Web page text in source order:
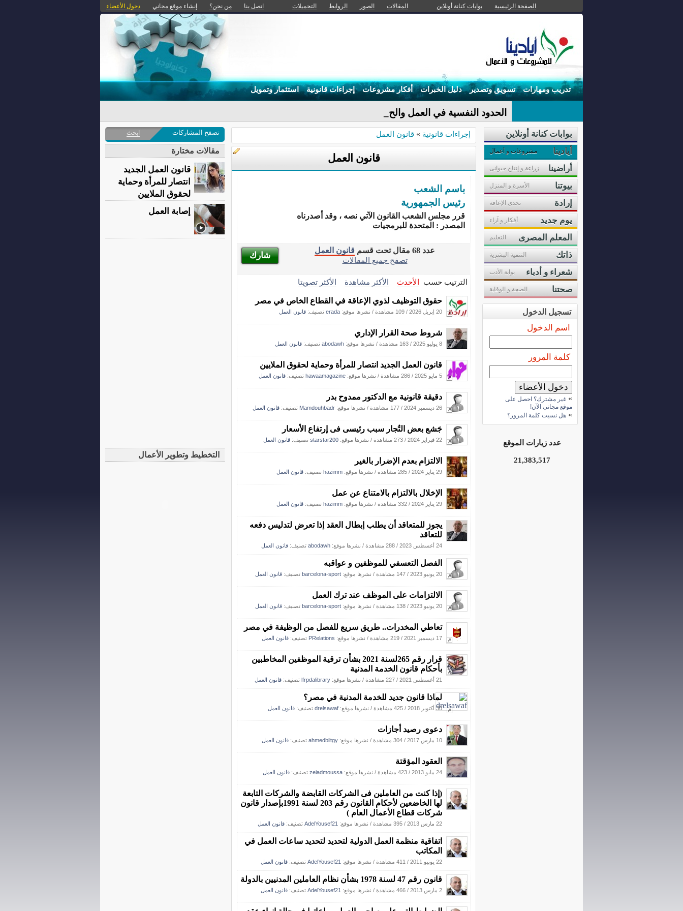
الصفحة الرئيسية بوابات كنانة أونلاين المقالات الصور الروابط التحميلات اتصل بنا من نحن؟ إنشاء موقع مجاني دخول الأعضاء
تدريب ومهارات تسويق وتصدير دليل الخبرات أفكار مشروعات إجراءات قانونية استثمار وتمويل
الحدود النفسية في العمل والحياة
إجراءات قانونية » قانون العمل
قانون العمل
باسم الشعب
رئيس الجمهورية
قرر مجلس الشعب القانون الآتي نصه ، وقد أصدرناه
المصدر : المتحدة للبرمجيات
شارك
عدد 68 مقال تحت قسم
قانون العمل
تصفح جميع المقالات
الترتيب حسب الأحدث الأكثر مشاهدة الأكثر تصويتا
حقوق التوظيف لذوي الإعاقة في القطاع الخاص في مصر
20 إبريل 2026 / 109 مشاهدة / نشرها موقع: erada تصنيف: قانون العمل
شروط صحة القرار الإداري
8 يوليو 2025 / 163 مشاهدة / نشرها موقع: abodawh تصنيف: قانون العمل
قانون العمل الجديد انتصار للمرأة وحماية لحقوق الملايين
5 مايو 2025 / 286 مشاهدة / نشرها موقع: hawaamagazine تصنيف: قانون العمل
دقيقة قانونية مع الدكتور ممدوح بدر
26 ديسمبر 2024 / 177 مشاهدة / نشرها موقع: Mamdouhbadr تصنيف: قانون العمل
جَشع بعض التُجار سبب رئيسى فى إرتفاع الأسعار
22 فبراير 2024 / 273 مشاهدة / نشرها موقع: starstar200 تصنيف: قانون العمل
الالتزام بعدم الإضرار بالغير
29 يناير 2024 / 285 مشاهدة / نشرها موقع: hazimm تصنيف: قانون العمل
الإخلال بالالتزام بالامتناع عن عمل
29 يناير 2024 / 332 مشاهدة / نشرها موقع: hazimm تصنيف: قانون العمل
يجوز للمتعاقد أن يطلب إبطال العقد إذا تعرض لتدليس دفعه
للتعاقد
24 أغسطس 2023 / 288 مشاهدة / نشرها موقع: abodawh تصنيف: قانون العمل
الفصل التعسفي للموظفين و عواقبه
20 يونيو 2023 / 147 مشاهدة / نشرها موقع: barcelona-sport تصنيف: قانون العمل
الالتزامات على الموظف عند ترك العمل
20 يونيو 2023 / 138 مشاهدة / نشرها موقع: barcelona-sport تصنيف: قانون العمل
تعاطي المخدرات.. طريق سريع للفصل من الوظيفة في مصر
17 ديسمبر 2021 / 219 مشاهدة / نشرها موقع: PRelations تصنيف: قانون العمل
قرار رقم 265لسنة 2021 بشأن ترقية الموظفين المخاطبين
بأحكام قانون الخدمة المدنية
21 أغسطس 2021 / 227 مشاهدة / نشرها موقع: lfrpdalibrary تصنيف: قانون العمل
لماذا قانون جديد للخدمة المدنية في مصر؟
30 أكتوبر 2018 / 425 مشاهدة / نشرها موقع: drelsawaf تصنيف: قانون العمل
دعوى رصيد أجازات
10 مارس 2017 / 304 مشاهدة / نشرها موقع: ahmedbiltgy تصنيف: قانون العمل
العقود المؤقتة
24 مايو 2013 / 423 مشاهدة / نشرها موقع: zeiadmoussa تصنيف: قانون العمل
(إذا كنت من العاملين فى الشركات القابضة والشركات التابعة
لها الخاضعين لأحكام القانون رقم 203 لسنة 1991بإصدار قانون
شركات قطاع الأعمال العام )
22 مارس 2013 / 395 مشاهدة / نشرها موقع: AdelYousef21 تصنيف: قانون العمل
اتفاقية منظمة العمل الدولية لتحديد لتحديد ساعات العمل في
المكاتب
22 يونيو 2011 / 411 مشاهدة / نشرها موقع: AdelYousef21 تصنيف: قانون العمل
قانون رقم 47 لسنة 1978 بشأن نظام العاملين المدنيين بالدولة
2 مارس 2013 / 466 مشاهدة / نشرها موقع: AdelYousef21 تصنيف: قانون العمل
بوابات كنانة أونلاين
أيادينا
مشروعات و أعمال
أراضينا زراعة و إنتاج حيوانى
بيوتنا الأسرة و المنزل
إرادة تحدى الإعاقة
يوم جديد أفكار و آراء
المعلم المصرى التعليم
ذاتك التنمية البشرية
شعراء و أدباء بوابة الأدب
صحتنا الصحة و الوقاية
تسجيل الدخول
اسم الدخول
كلمة المرور
» غير مشترك؟ احصل على
موقع مجاني الآن!
» هل نسيت كلمة المرور؟
عدد زيارات الموقع
21,383,517
تصفح المشاركات ابحث
مقالات مختارة
قانون العمل الجديد
انتصار للمرأة وحماية
لحقوق الملايين
إصابة العمل
التخطيط وتطوير الأعمال